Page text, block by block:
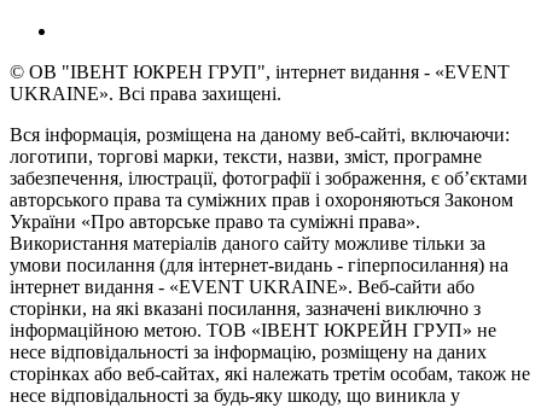
© ОВ "ІВЕНТ ЮКРЕН ГРУП", інтернет видання - «EVENT
UKRAINE». Всі права захищені.
Вся інформація, розміщена на даному веб-сайті, включаючи:
логотипи, торгові марки, тексти, назви, зміст, програмне
забезпечення, ілюстрації, фотографії і зображення, є об’єктами
авторського права та суміжних прав і охороняються Законом
України «Про авторське право та суміжні права».
Використання матеріалів даного сайту можливе тільки за
умови посилання (для інтернет-видань - гіперпосилання) на
інтернет видання - «EVENT UKRAINE». Веб-сайти або
сторінки, на які вказані посилання, зазначені виключно з
інформаційною метою. ТОВ «ІВЕНТ ЮКРЕЙН ГРУП» не
несе відповідальності за інформацію, розміщену на даних
сторінках або веб-сайтах, які належать третім особам, також не
несе відповідальності за будь-яку шкоду, що виникла у